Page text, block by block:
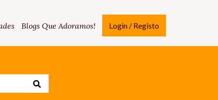
Blogs Que Adoramos! Login / Registo